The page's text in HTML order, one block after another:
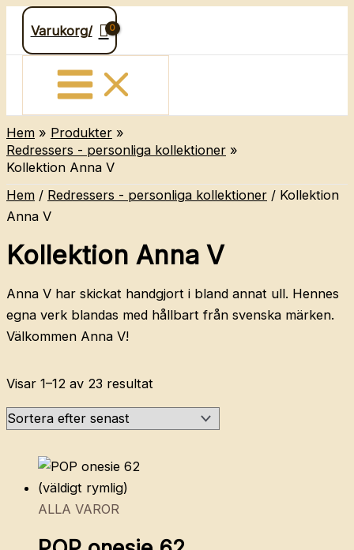
Hoppa
innehåll
Varukorg/
Hem
Produkter
Redressers - personliga kollektioner
Kollektion Anna V
Hem / Redressers - personliga kollektioner / Kollektion
Anna V
Kollektion Anna V
Anna V har skickat handgjort i bland annat ull. Hennes
egna verk blandas med hållbart från svenska märken.
Välkommen Anna V!
Visar 1–12 av 23 resultat
efter
ALLA VAROR